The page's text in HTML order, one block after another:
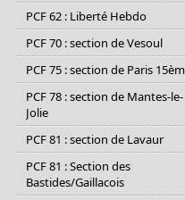
PCF 62 : Liberté Hebdo
PCF 70 : section de Vesoul
PCF 75 : section de Paris
PCF 78 : section de Mantes-le-
Jolie
PCF 81 : section de Lavaur
PCF 81 : Section des
Bastides/Gaillacois